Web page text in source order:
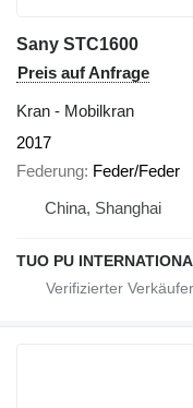
Sany STC1600
Preis auf Anfrage
Kran - Mobilkran
2017
Federung Feder/Feder
China, Shanghai